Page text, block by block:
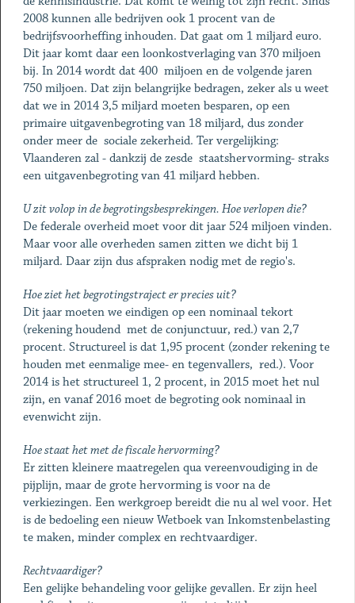
2008 kunnen alle bedrijven ook 1 procent van de
bedrijfsvoorheffing inhouden. Dat gaat om 1 miljard euro.
Dit jaar komt daar een loonkostverlaging van 370 miljoen
bij. In 2014 wordt dat 400 miljoen en de volgende jaren
750 miljoen. Dat zijn belangrijke bedragen, zeker als u weet
dat we in 2014 3,5 miljard moeten besparen, op een
primaire uitgavenbegroting van 18 miljard, dus zonder
onder meer de sociale zekerheid. Ter vergelijking:
Vlaanderen zal - dankzij de zesde staatshervorming- straks
een uitgavenbegroting van 41 miljard hebben.
U zit volop in de begrotingsbesprekingen. Hoe verlopen die?
De federale overheid moet voor dit jaar 524 miljoen vinden.
Maar voor alle overheden samen zitten we dicht bij 1
miljard. Daar zijn dus afspraken nodig met de regio's.
Hoe ziet het begrotingstraject er precies uit?
Dit jaar moeten we eindigen op een nominaal tekort
(rekening houdend met de conjunctuur, red.) van 2,7
procent. Structureel is dat 1,95 procent (zonder rekening te
houden met eenmalige mee- en tegenvallers, red.). Voor
2014 is het structureel 1, 2 procent, in 2015 moet het nul
zijn, en vanaf 2016 moet de begroting ook nominaal in
evenwicht zijn.
Hoe staat het met de fiscale hervorming?
Er zitten kleinere maatregelen qua vereenvoudiging in de
pijplijn, maar de grote hervorming is voor na de
verkiezingen. Een werkgroep bereidt die nu al wel voor. Het
is de bedoeling een nieuw Wetboek van Inkomstenbelasting
te maken, minder complex en rechtvaardiger.
Rechtvaardiger?
Een gelijke behandeling voor gelijke gevallen. Er zijn heel